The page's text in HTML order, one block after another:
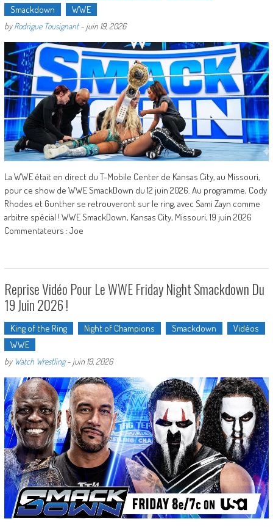
Smackdown
WWE
byRodrigue Tousignant- juin 19, 2026
La WWE était en direct du T-Mobile Center de Kansas City, au Missouri,
pour ce show de WWE SmackDown du 12 juin 2026. Au programme, Cody
Rhodes et Gunther se retrouveront sur le ring, avec Sami Zayn comme
arbitre spécial ! WWE SmackDown, Kansas City, Missouri, 19 juin 2026
Commentateurs : Joe
Reprise Vidéo Pour Le WWE Friday Night Smackdown Du
19 Juin 2026 !
King of the Ring Night of Champions Smackdown
Vidéos
WWE
by Watch Wrestling- juin 19, 2026